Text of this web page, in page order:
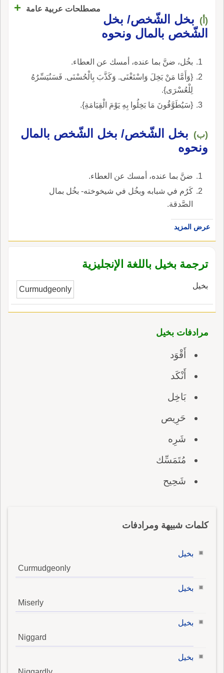
مصطلحات عربية عامة +
(أ) بخل الشّخص/ بخل
الشّخص بالمال ونحوه
بخُل، ضنَّ بما عنده، أمسك عن العطاء.
{وَأَمَّا مَنْ بَخِلَ وَاسْتَغْنَى. وَكَذَّبَ بِالْحُسْنَى. فَسَنُيَسِّرُهُ
لِلْعُسْرَى}.
{سَيُطَوَّقُونَ مَا بَخِلُوا بِهِ يَوْمَ الْقِيَامَةِ}.
(ب) بخل الشّخص/ بخل الشّخص بالمال
ونحوه
ضنَّ بما عنده، أمسك عن العطاء.
كَرُم في شبابه وبخُل في شيخوخته- بخُل بمال
الصَّدقة.
عرض المزيد
ترجمة بخيل باللغة الإنجليزية
بخيل Curmudgeonly
مرادفات بخيل
أَقْوَد
أَنْكَد
بَاخِل
حَرِيص
شَرِه
مُتَمَسِّك
شَحِيح
كلمات شبيهة ومرادفات
بخيل
Curmudgeonly
بخيل
Miserly
بخيل
Niggard
بخيل